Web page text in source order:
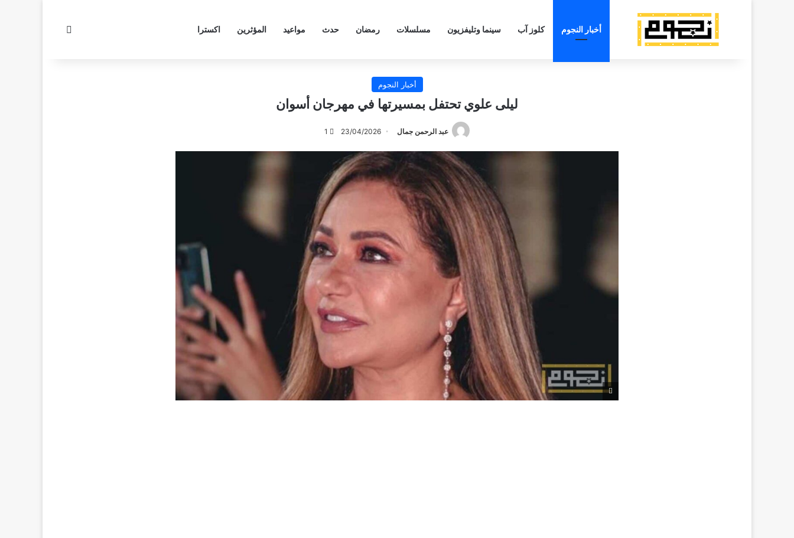
أخبار النجوم كلوز آب سينما وتليفزيون مسلسلات رمضان حدث مواعيد المؤثرين اكسترا
أخبار النجوم
ليلى علوي تحتفل بمسيرتها في مهرجان أسوان
عبد الرحمن جمال 23/04/2026
1